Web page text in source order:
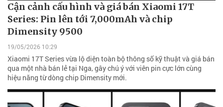
Cận cảnh cấu hình và giá bán Xiaomi 17T
Series: Pin lên tới 7,000mAh và chip
Dimensity 9500
19/05/2026 10:29
Xiaomi 17T Series vừa lộ diện toàn bộ thông số kỹ thuật và giá bán
qua một nhà bán lẻ tại Nga, gây chú ý với viên pin cực lớn cùng
hiệu năng từ dòng chip Dimensity mới.